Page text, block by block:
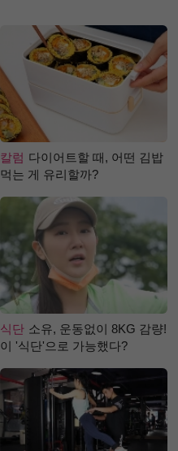
칼럼 다이어트할 때, 어떤 김밥
먹는 게 유리할까?
식단 소유, 운동없이 8KG 감량!
이 '식단'으로 가능했다?